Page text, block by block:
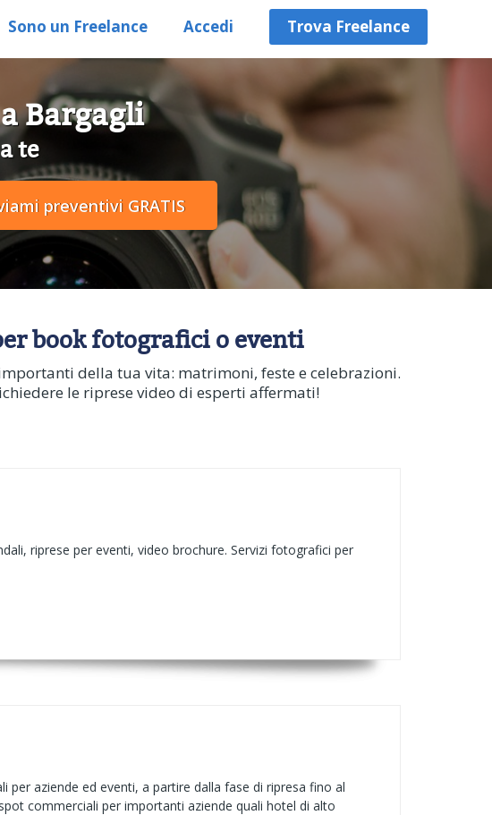
Sono un Freelance Accedi Trova Freelance
Bargagli
te
book fotografici o eventi
della tua vita: matrimoni, feste e celebrazioni.
le riprese video di esperti affermati!
riprese per eventi, video brochure. Servizi fotografici per
aziende ed eventi, a partire dalla fase di ripresa fino al
commerciali per importanti aziende quali hotel di alto